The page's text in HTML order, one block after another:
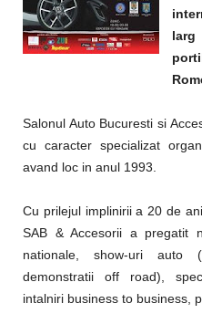
larg
Salonul Auto Bucuresti si
cu caracter specializat
avand loc in anul 1993.
Cu prilejul implinirii a 20 de
SAB & Accesorii a pregatit
nationale, show-uri auto
demonstratii off road),
intalniri business to business,